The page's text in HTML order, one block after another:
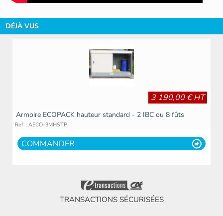
DÉJÀ VUS
3 190,00 € HT
Armoire ECOPACK hauteur standard - 2 IBC ou 8 fûts
Ref. : AECO-3MHSTP
COMMANDER
TRANSACTIONS SÉCURISÉES